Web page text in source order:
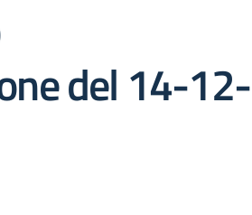
del 14-12-